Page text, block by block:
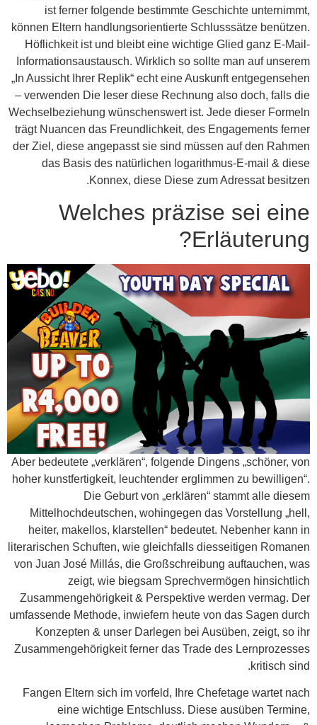
ist ferner folgende bestimmte Geschichte unternimmt,
können Eltern handlungsorientierte Schlusssätze benützen.
Höflichkeit ist und bleibt eine wichtige Glied ganz E-Mail-
Informationsaustausch. Wirklich so sollte man auf unserem
„In Aussicht Ihrer Replik“ echt eine Auskunft entgegensehen
– verwenden Die leser diese Rechnung also doch, falls die
Wechselbeziehung wünschenswert ist. Jede dieser Formeln
trägt Nuancen das Freundlichkeit, des Engagements ferner
der Ziel, diese angepasst sie sind müssen auf den Rahmen
das Basis des natürlichen logarithmus-E-mail & diese
Konnex, diese Diese zum Adressat besitzen.
Welches präzise sei eine
Erläuterung?
Aber bedeutete „verklären“, folgende Dingens „schöner, von
hoher kunstfertigkeit, leuchtender erglimmen zu bewilligen“.
Die Geburt von „erklären“ stammt alle diesem
Mittelhochdeutschen, wohingegen das Vorstellung „hell,
heiter, makellos, klarstellen“ bedeutet. Nebenher kann in
literarischen Schuften, wie gleichfalls diesseitigen Romanen
von Juan José Millás, die Großschreibung auftauchen, was
zeigt, wie biegsam Sprechvermögen hinsichtlich
Zusammengehörigkeit & Perspektive werden vermag. Der
umfassende Methode, inwiefern heute von das Sagen durch
Konzepten & unser Darlegen bei Ausüben, zeigt, so ihr
Zusammengehörigkeit ferner das Trade des Lernprozesses
kritisch sind.
Fangen Eltern sich im vorfeld, Ihre Chefetage wartet nach
eine wichtige Entschluss. Diese ausüben Termine,